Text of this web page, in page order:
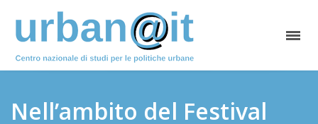
Nell’ambito del Festival